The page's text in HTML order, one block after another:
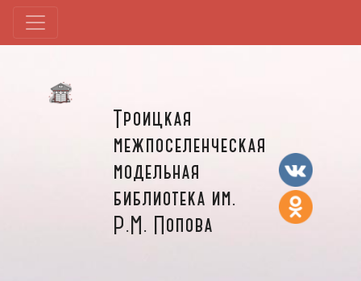
Троицкая
межпоселенческая
модельная
библиотека им.
Р.М. Попова